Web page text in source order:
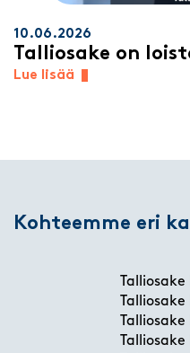
10.06.2026
Talliosake on
Lue lisää
Kohteemme eri
Talliosake